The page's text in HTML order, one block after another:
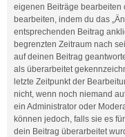
eigenen Beiträge bearbeiten
bearbeiten, indem du das
entsprechenden Beitrag
begrenzten Zeitraum nach
auf deinen Beitrag
als überarbeitet
letzte Zeitpunkt der
nicht, wenn noch niemand
ein Administrator oder
können jedoch, falls sie es
dein Beitrag überarbeitet